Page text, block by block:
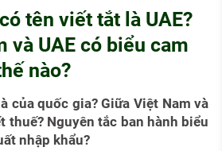
dụng
tên viết tắt là UAE?
và UAE có biểu cam
nào?
của quốc gia? Giữa Việt Nam và
thuế? Nguyên tắc ban hành biểu
nhập khẩu?